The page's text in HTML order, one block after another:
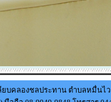
บคลองชลประทาน ตำบลหมื่นไ